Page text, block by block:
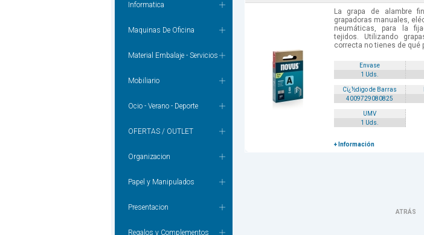
Informatica
Maquinas De Oficina
Material Embalaje - Servicios
Mobiliario
Ocio - Verano - Deporte
OFERTAS / OUTLET
Organizacion
Papel y Manipulados
Presentacion
Regalos y Complementos
La grapa de alambre
grapadoras manuales,
neumáticas, para la
tejidos. Utilizando
correcta no tienes de qué
Envase
1 Uds.
Cï¿½digo de Barras
4009729080825
UMV
1 Uds.
+ Información
ATRÁS